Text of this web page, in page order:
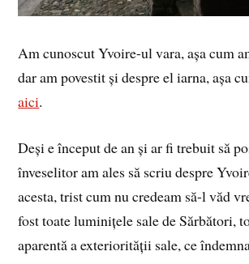
Am cunoscut Yvoire-ul vara, așa cum
dar am povestit și despre el iarna, așa
aici.
Deși e început de an și ar fi trebuit să
înveselitor am ales să scriu despre
acesta, trist cum nu credeam să-l văd
fost toate luminițele sale de Sărbători,
aparentă a exteriorității sale, ce